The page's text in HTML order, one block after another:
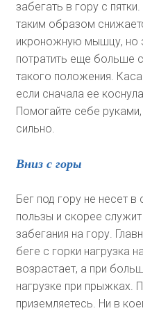
забегать в гору с
таким образом
икроножную мышцу, но
потратить еще больше
такого положения.
если сначала ее
Помогайте себе
сильно.
Вниз с горы
Бег под гору не несет
пользы и скорее
забегания на гору.
беге с горки нагрузка
возрастает, а при
нагрузке при прыжках.
приземляетесь. Ни в